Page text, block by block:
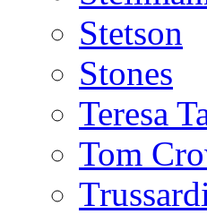
Stetson
Stones
Teresa
Tom